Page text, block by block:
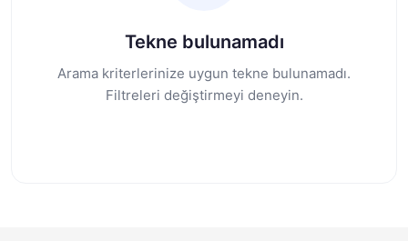
Tekne bulunamadı
Arama kriterlerinize uygun tekne bulunamadı.
Filtreleri değiştirmeyi deneyin.